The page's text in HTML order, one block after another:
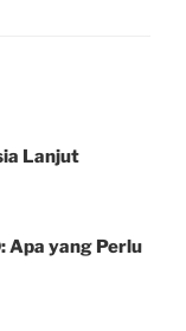
Lanjut
Apa yang Perlu